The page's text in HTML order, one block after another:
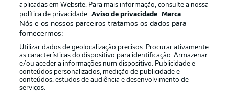
aplicadas em Website. Para mais informação, consulte a nossa
política de privacidade. Aviso de privacidade Marca
Nós e os nossos parceiros tratamos os dados para
fornecermos:
Utilizar dados de geolocalização precisos. Procurar ativamente
as características do dispositivo para identificação. Armazenar
e/ou aceder a informações num dispositivo. Publicidade e
conteúdos personalizados, medição de publicidade e
conteúdos, estudos de audiência e desenvolvimento de
serviços.